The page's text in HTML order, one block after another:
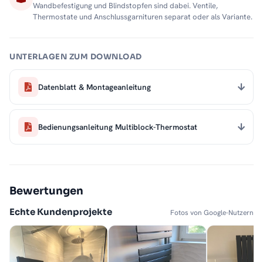
Wandbefestigung und Blindstopfen sind dabei. Ventile,
Thermostate und Anschlussgarnituren separat oder als Variante.
UNTERLAGEN ZUM DOWNLOAD
Datenblatt & Montageanleitung
Bedienungsanleitung Multiblock-Thermostat
Bewertungen
Echte Kundenprojekte Fotos von Google-Nutzern